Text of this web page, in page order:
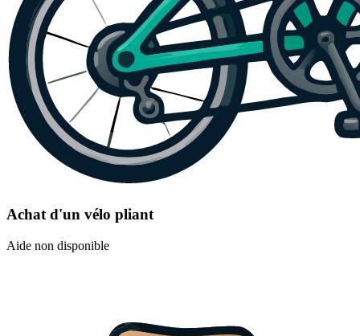
Achat d'un vélo pliant
Aide non disponible